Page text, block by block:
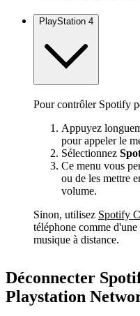
PlayStation 4
Pour contrôler Spotify
Appuyez
pour appeler le
Sélectionnez
Ce menu vous
ou de les mettre
volume.
Sinon, utilisez Spotify
téléphone comme
musique à distance.
Déconnecter
Playstation